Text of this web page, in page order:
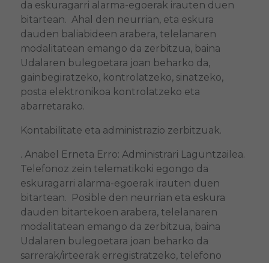
da eskuragarri alarma-egoerak irauten duen
bitartean. Ahal den neurrian, eta eskura
dauden baliabideen arabera, telelanaren
modalitatean emango da zerbitzua, baina
Udalaren bulegoetara joan beharko da,
gainbegiratzeko, kontrolatzeko, sinatzeko,
posta elektronikoa kontrolatzeko eta
abarretarako.
Kontabilitate eta administrazio zerbitzuak.
. Anabel Erneta Erro: Administrari Laguntzailea.
Telefonoz zein telematikoki egongo da
eskuragarri alarma-egoerak irauten duen
bitartean. Posible den neurrian eta eskura
dauden bitartekoen arabera, telelanaren
modalitatean emango da zerbitzua, baina
Udalaren bulegoetara joan beharko da
sarrerak/irteerak erregistratzeko, telefono